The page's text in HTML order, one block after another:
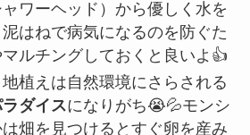
ャワーヘッド）から優しく水を
はねで病気になるのを防ぐた
ルチングしておくと良いよ👍
植えは自然環境にさらされる
ダイスになりがち😭💦モンシ
畑を見つけるとすぐ卵を産み